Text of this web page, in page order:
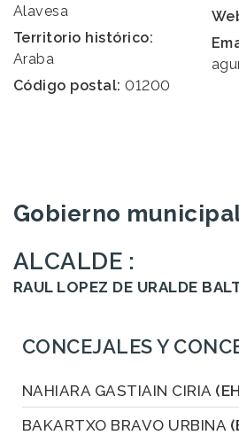
Alavesa
Territorio histórico:
Araba
Código postal: 01200
Gobierno
ALCALDE :
RAUL LOPEZ DE URALDE
CONCEJALES Y
NAHIARA GASTIAIN CIRIA
BAKARTXO BRAVO URBINA